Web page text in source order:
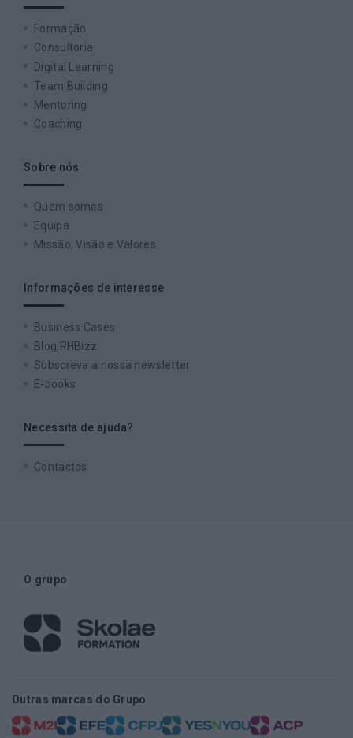
Formação
Consultoria
Digital Learning
Team Building
Mentoring
Coaching
Sobre nós
Quem somos
Equipa
Missão, Visão e Valores
Informações de interesse
Business Cases
Blog RHBizz
Subscreva a nossa newsletter
E-books
Necessita de ajuda?
Contactos
O grupo
Outras marcas do Grupo